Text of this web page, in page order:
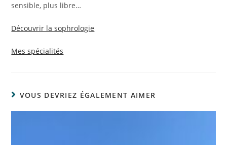
sensible, plus libre…
Découvrir la sophrologie
Mes spécialités
VOUS DEVRIEZ ÉGALEMENT AIMER